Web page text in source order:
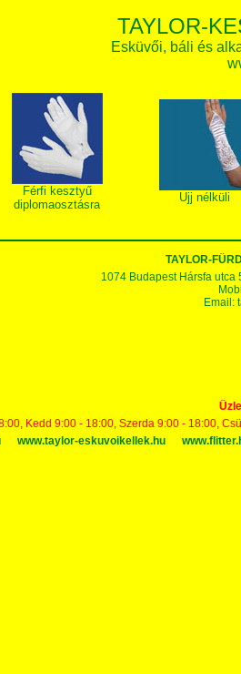
TAYLOR-
Esküvői, báli és
Férfi kesztyű
diplomaosztásra
Ujj nélküli
TAYLOR-
1074 Budapest Hársfa utca
Email:
Kedd 9:00 - 18:00, Szerda 9:00 - 18:00,
www.taylor-eskuvoikellek.hu